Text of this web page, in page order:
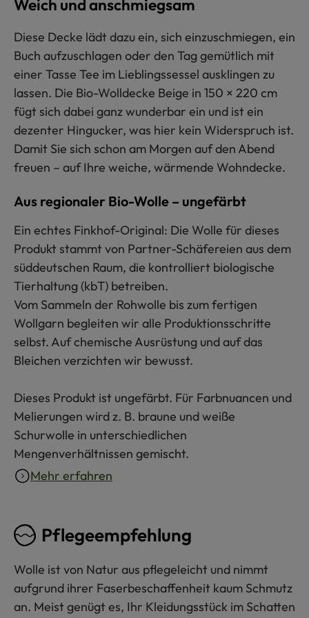
Weich und anschmiegsam
Diese Decke lädt dazu ein, sich einzuschmiegen, ein
Buch aufzuschlagen oder den Tag gemütlich mit
einer Tasse Tee im Lieblingssessel ausklingen zu
lassen. Die Bio-Wolldecke Beige in 150 × 220 cm
fügt sich dabei ganz wunderbar ein und ist ein
dezenter Hingucker, was hier kein Widerspruch ist.
Damit Sie sich schon am Morgen auf den Abend
freuen – auf Ihre weiche, wärmende Wohndecke.
Aus regionaler Bio-Wolle – ungefärbt
Ein echtes Finkhof-Original: Die Wolle für dieses
Produkt stammt von Partner-Schäfereien aus dem
süddeutschen Raum, die kontrolliert biologische
Tierhaltung (kbT) betreiben.
Vom Sammeln der Rohwolle bis zum fertigen
Wollgarn begleiten wir alle Produktionsschritte
selbst. Auf chemische Ausrüstung und auf das
Bleichen verzichten wir bewusst.
Dieses Produkt ist ungefärbt. Für Farbnuancen und
Melierungen wird z. B. braune und weiße
Schurwolle in unterschiedlichen
Mengenverhältnissen gemischt.
Mehr erfahren
Pflegeempfehlung
Wolle ist von Natur aus pflegeleicht und nimmt
aufgrund ihrer Faserbeschaffenheit kaum Schmutz
an. Meist genügt es, Ihr Kleidungsstück im Schatten